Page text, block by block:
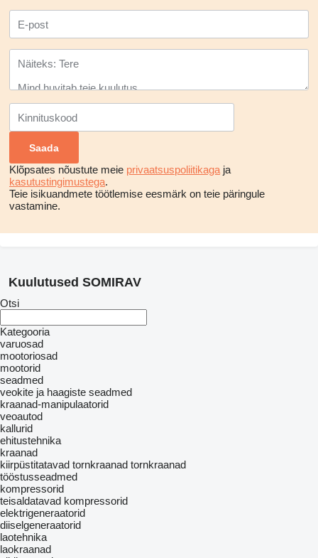
Klõpsates nõustute meie privaatsuspoliitikaga ja
kasutustingimustega.
Teie isikuandmete töötlemise eesmärk on teie päringule
vastamine.
Kuulutused SOMIRAV
Otsi
Kategooria
varuosad
mootoriosad
mootorid
seadmed
veokite ja haagiste seadmed
kraanad-manipulaatorid
veoautod
kallurid
ehitustehnika
kraanad
kiirpüstitatavad tornkraanad tornkraanad
tööstusseadmed
kompressorid
teisaldatavad kompressorid
elektrigeneraatorid
diiselgeneraatorid
laotehnika
laokraanad